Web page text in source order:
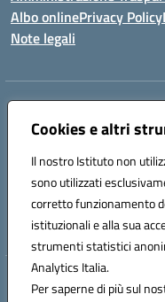
Cookies e altri
Il nostro Istituto non
sono utilizzati
corretto funzionamento
istituzionali e alla sua
strumenti statistici
Analytics Italia.
Per saperne di più sul
Albo onlinePrivacy Policy
Note legali
Indirizzo:
Centralino:096721161
Codice fiscale: 84000710792
Codice meccanografico:
Codice unico di fatturazione
Hosting &